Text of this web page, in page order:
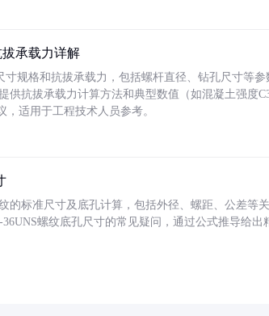
承载力详解
寸规格和抗拔承载力，包括螺杆直径、钻孔尺寸等
供抗拔承载力计算方法和典型数值（如混凝土强度
适用于工程技术人员参考。
的标准尺寸及底孔计算，包括外径、螺距、公差等
36UNS螺纹底孔尺寸的常见疑问，通过公式推导给